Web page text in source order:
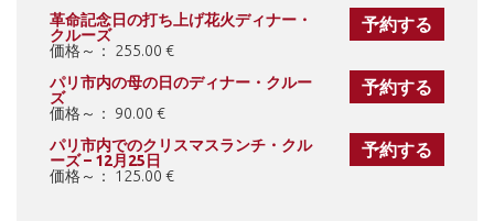
革命記念日の打ち上げ花火ディナー・
クルーズ
価格～： 255.00 €
予約する
パリ市内の母の日のディナー・クルー
ズ
価格～： 90.00 €
予約する
パリ市内でのクリスマスランチ・クル
ーズ – 12月25日
価格～： 125.00 €
予約する